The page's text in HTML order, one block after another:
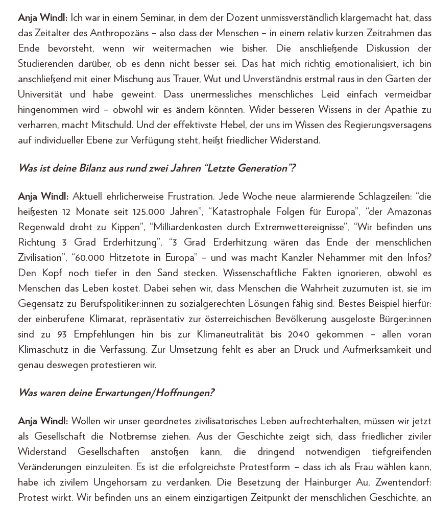
Anja Windl: Ich war in einem Seminar, in dem der Dozent unmissverständlich klargemacht hat, dass
das Zeitalter des Anthropozäns – also dass der Menschen – in einem relativ kurzen Zeitrahmen das
Ende bevorsteht, wenn wir weitermachen wie bisher. Die anschließende Diskussion der
Studierenden darüber, ob es denn nicht besser sei. Das hat mich richtig emotionalisiert, ich bin
anschließend mit einer Mischung aus Trauer, Wut und Unverständnis erstmal raus in den Garten der
Universität und habe geweint. Dass unermessliches menschliches Leid einfach vermeidbar
hingenommen wird – obwohl wir es ändern könnten. Wider besseren Wissens in der Apathie zu
verharren, macht Mitschuld. Und der effektivste Hebel, der uns im Wissen des Regierungsversagens
auf individueller Ebene zur Verfügung steht, heißt friedlicher Widerstand.
Was ist deine Bilanz aus rund zwei Jahren “Letzte Generation”?
Anja Windl:Aktuell ehrlicherweise Frustration. Jede Woche neue alarmierende Schlagzeilen: “die
heißesten 12 Monate seit 125.000 Jahren”, “Katastrophale Folgen für Europa”, “der Amazonas
Regenwald droht zu Kippen”, “Milliardenkosten durch Extremwettereignisse”, “Wir befinden uns
Richtung 3 Grad Erderhitzung”, “3 Grad Erderhitzung wären das Ende der menschlichen
Zivilisation”, “60.000 Hitzetote in Europa” – und was macht Kanzler Nehammer mit den Infos?
Den Kopf noch tiefer in den Sand stecken. Wissenschaftliche Fakten ignorieren, obwohl es
Menschen das Leben kostet. Dabei sehen wir, dass Menschen die Wahrheit zuzumuten ist, sie im
Gegensatz zu Berufspolitiker:innen zu sozialgerechten Lösungen fähig sind. Bestes Beispiel hierfür:
der einberufene Klimarat, repräsentativ zur österreichischen Bevölkerung ausgeloste Bürger:innen
sind zu 93 Empfehlungen hin bis zur Klimaneutralität bis 2040 gekommen – allen voran
Klimaschutz in die Verfassung. Zur Umsetzung fehlt es aber an Druck und Aufmerksamkeit und
genau deswegen protestieren wir.
Was waren deine Erwartungen/Hoffnungen?
Anja Windl:Wollen wir unser geordnetes zivilisatorisches Leben aufrechterhalten, müssen wir jetzt
als Gesellschaft die Notbremse ziehen. Aus der Geschichte zeigt sich, dass friedlicher ziviler
Widerstand Gesellschaften anstoßen kann, die dringend notwendigen tiefgreifenden
Veränderungen einzuleiten. Es ist die erfolgreichste Protestform – dass ich als Frau wählen kann,
habe ich zivilem Ungehorsam zu verdanken. Die Besetzung der Hainburger Au, Zwentendorf:
Protest wirkt. Wir befinden uns an einem einzigartigen Zeitpunkt der menschlichen Geschichte, an